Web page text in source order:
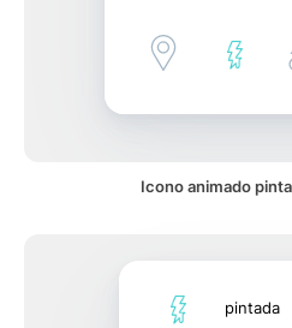
Icono animado
pintada